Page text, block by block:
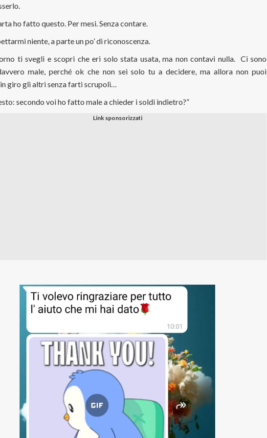
ho fatto questo. Per mesi. Senza contare.
niente, a parte un po’ di riconoscenza.
ti svegli e scopri che eri solo stata usata, ma non contavi nulla.
Ci sono
male, perché ok che non sei solo tu a decidere, ma allora non puoi
giro gli altri senza farti scrupoli…
secondo voi ho fatto male a chieder i soldi indietro?”